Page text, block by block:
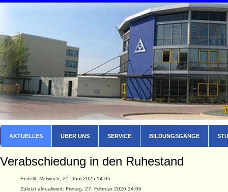
AKTUELLES ÜBER UNS SERVICE BILDUNGSGÄNGE
Verabschiedung in den Ruhestand
Erstellt: Mittwoch, 25. Juni 2025 14:05
Zuletzt aktualisiert: Freitag, 27. Februar 2026 14:06